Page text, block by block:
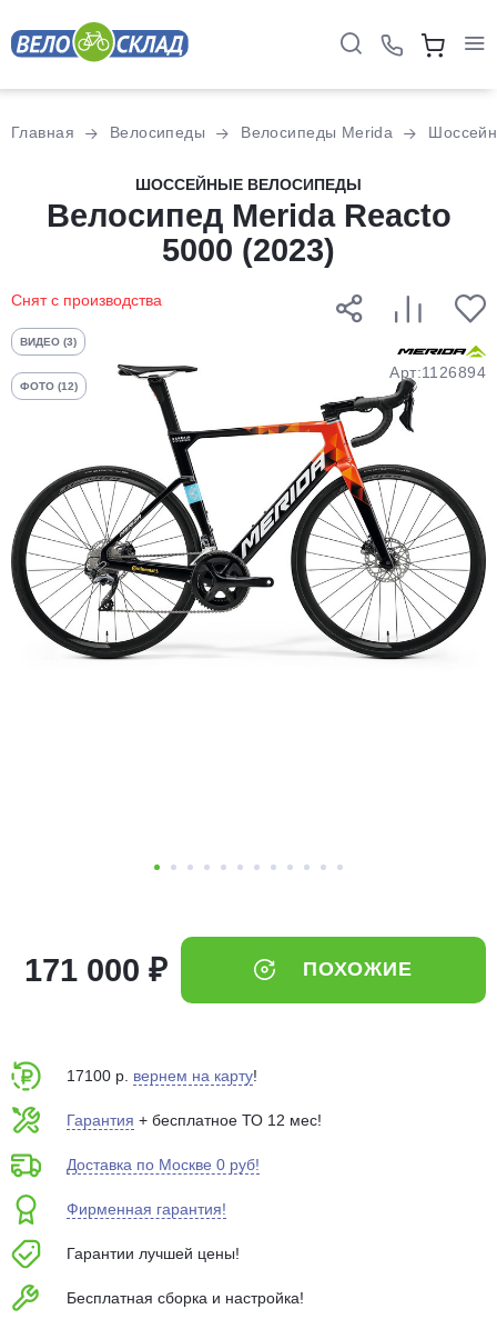
Главная Велосипеды Велосипеды Merida
ШОССЕЙНЫЕ ВЕЛОСИПЕДЫ
Велосипед Merida Reacto
5000 (2023)
Снят с производства
ВИДЕО (3)
ФОТО (12)
Арт:1126894
171 000 ₽ ПОХОЖИЕ
17100 р. вернем на карту!
Гарантия + бесплатное ТО 12 мес!
Доставка по Москве 0 руб!
Фирменная гарантия!
Гарантии лучшей цены!
Бесплатная сборка и настройка!
Разбейте
оплатуна части
без переплат
График платежей
Добавляйте товары
в корзину
Оплачивайте сегодня только
25% картой любого банка
недели
8 800 302-02-51